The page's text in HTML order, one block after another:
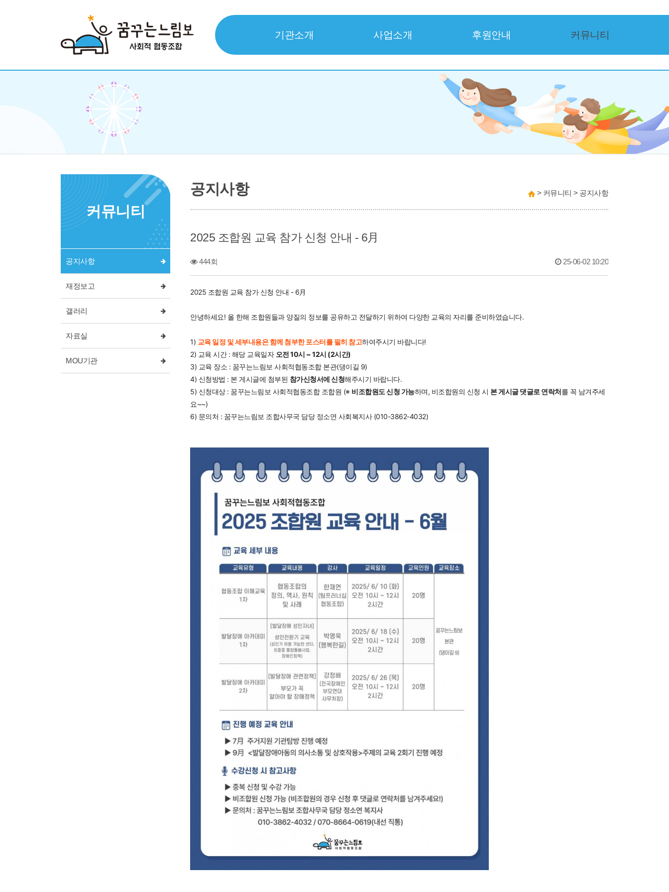
기관소개 사업소개 후원안내 커뮤니티
커뮤니티
공지사항
재정보고
갤러리
자료실
MOU기관
공지사항 > 커뮤니티 > 공지사항
2025 조합원 교육 참가 신청 안내 - 6月
444회 25-06-02 10:20
2025 조합원 교육 참가 신청 안내 - 6月
안녕하세요! 올 한해 조합원들과 양질의 정보를 공유하고 전달하기 위하여 다양한 교육의 자리를 준비하였습니다.
1) 교육 일정 및 세부내용은 함께 첨부한 포스터를 필히 참고하여주시기 바랍니다!
2) 교육 시간 : 해당 교육일자 오전 10시 ~ 12시 (2시간)
3) 교육 장소 : 꿈꾸는느림보 사회적협동조합 본관(댕이길 9)
4) 신청방법 : 본 게시글에 첨부된 참가신청서에 신청해주시기 바랍니다.
5) 신청대상 : 꿈꾸는느림보 사회적협동조합 조합원 (※ 비조합원도 신청 가능하며, 비조합원의 신청 시 본 게시글 댓글로 연락처를 꼭 남겨주세
요~~)
6) 문의처 : 꿈꾸는느림보 조합사무국 담당 정소연 사회복지사 (010-3862-4032)